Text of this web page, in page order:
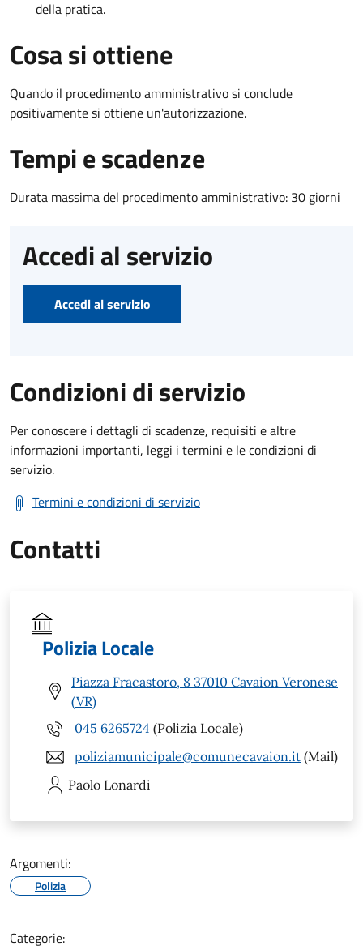
della pratica.
Cosa si ottiene
Quando il procedimento amministrativo si conclude
positivamente si ottiene un'autorizzazione.
Tempi e scadenze
Durata massima del procedimento amministrativo: 30 giorni
Accedi al servizio
Accedi al servizio
Condizioni di servizio
Per conoscere i dettagli di scadenze, requisiti e altre
informazioni importanti, leggi i termini e le condizioni di
servizio.
Termini e condizioni di servizio
Contatti
Polizia Locale
Piazza Fracastoro, 8 37010 Cavaion Veronese
(VR)
045 6265724 (Polizia Locale)
poliziamunicipale@comunecavaion.it (Mail)
Paolo Lonardi
Argomenti:
Polizia
Categorie: